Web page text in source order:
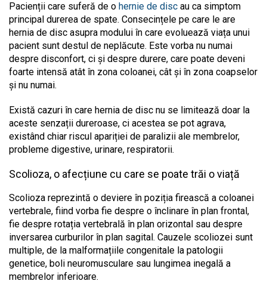
Pacienții care suferă de o hernie de disc au ca simptom
principal durerea de spate. Consecințele pe care le are
hernia de disc asupra modului în care evoluează viața unui
pacient sunt destul de neplăcute. Este vorba nu numai
despre disconfort, ci și despre durere, care poate deveni
foarte intensă atât în zona coloanei, cât și în zona coapselor
și nu numai.
Există cazuri în care hernia de disc nu se limitează doar la
aceste senzații dureroase, ci acestea se pot agrava,
existând chiar riscul apariției de paralizii ale membrelor,
probleme digestive, urinare, respiratorii.
Scolioza, o afecțiune cu care se poate trăi o viață
Scolioza reprezintă o deviere în poziția firească a coloanei
vertebrale, fiind vorba fie despre o înclinare în plan frontal,
fie despre rotația vertebrală în plan orizontal sau despre
inversarea curburilor în plan sagital. Cauzele scoliozei sunt
multiple, de la malformațiile congenitale la patologii
genetice, boli neuromusculare sau lungimea inegală a
membrelor inferioare.